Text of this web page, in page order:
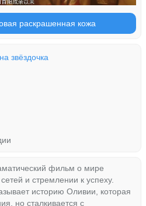
раскрашенная кожа
звёздочка
фильм о мире
и стремлении к успеху.
историю Оливии, которая
но сталкивается с